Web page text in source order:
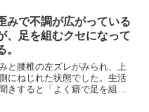
みで不調が広がっている
、足を組むクセになって
。
と腰椎の左ズレがみられ、上
にねじれた状態でした。生活
きすると「よく癖で足を組ん